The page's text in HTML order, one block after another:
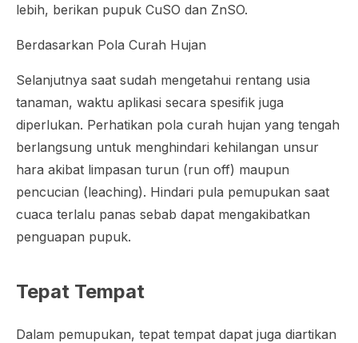
lebih, berikan pupuk CuSO dan ZnSO.
Berdasarkan Pola Curah Hujan
Selanjutnya saat sudah mengetahui rentang usia
tanaman, waktu aplikasi secara spesifik juga
diperlukan. Perhatikan pola curah hujan yang tengah
berlangsung untuk menghindari kehilangan unsur
hara akibat limpasan turun (run off) maupun
pencucian (leaching). Hindari pula pemupukan saat
cuaca terlalu panas sebab dapat mengakibatkan
penguapan pupuk.
Tepat Tempat
Dalam pemupukan, tepat tempat dapat juga diartikan